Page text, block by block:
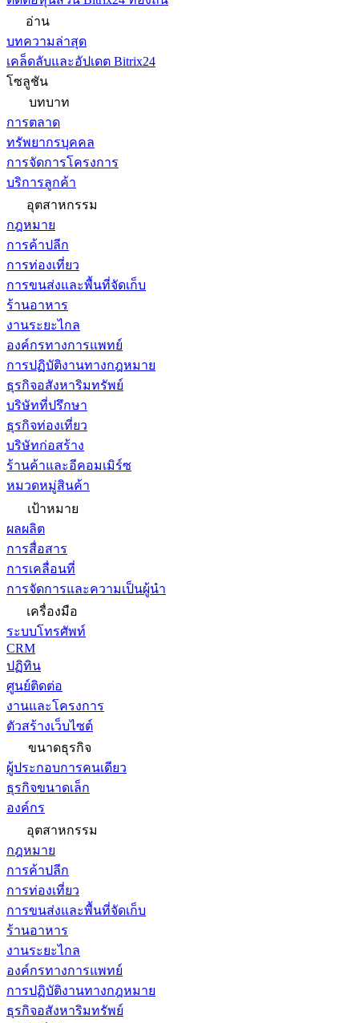
อ่าน
บทความล่าสุด
เคล็ดลับและอัปเดต Bitrix24
โซลูชัน
บทบาท
การตลาด
ทรัพยากรบุคคล
การจัดการโครงการ
บริการลูกค้า
อุตสาหกรรม
กฎหมาย
การค้าปลีก
การท่องเที่ยว
การขนส่งและพื้นที่จัดเก็บ
ร้านอาหาร
งานระยะไกล
องค์กรทางการแพทย์
การปฏิบัติงานทางกฎหมาย
ธุรกิจอสังหาริมทรัพย์
บริษัทที่ปรึกษา
ธุรกิจท่องเที่ยว
บริษัทก่อสร้าง
ร้านค้าและอีคอมเมิร์ซ
หมวดหมู่สินค้า
เป้าหมาย
ผลผลิต
การสื่อสาร
การเคลื่อนที่
การจัดการและความเป็นผู้นำ
เครื่องมือ
ระบบโทรศัพท์
CRM
ปฏิทิน
ศูนย์ติดต่อ
งานและโครงการ
ตัวสร้างเว็บไซต์
ขนาดธุรกิจ
ผู้ประกอบการคนเดียว
ธุรกิจขนาดเล็ก
องค์กร
อุตสาหกรรม
กฎหมาย
การค้าปลีก
การท่องเที่ยว
การขนส่งและพื้นที่จัดเก็บ
ร้านอาหาร
งานระยะไกล
องค์กรทางการแพทย์
การปฏิบัติงานทางกฎหมาย
ธุรกิจอสังหาริมทรัพย์